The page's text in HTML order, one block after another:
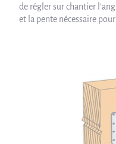
de régler sur chantier
et la pente nécessaire